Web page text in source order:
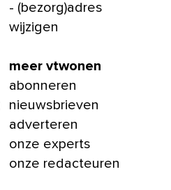
- (bezorg)adres
wijzigen
meer vtwonen
abonneren
nieuwsbrieven
adverteren
onze experts
onze redacteuren